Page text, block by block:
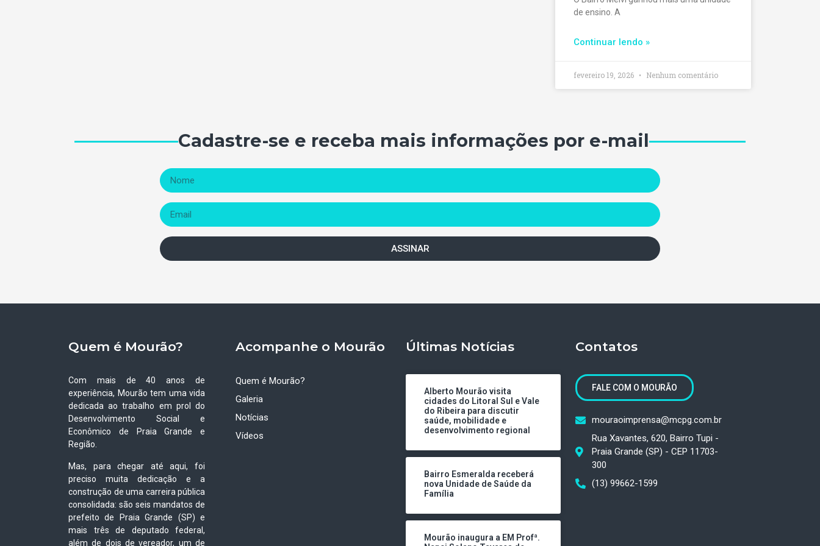
de ensino. A
Continuar lendo »
fevereiro 19, 2026 Nenhum comentário
Cadastre-se e receba mais informações por e-mail
ASSINAR
Quem é Mourão?
Com mais de 40 anos de
experiência, Mourão tem uma vida
dedicada ao trabalho em prol do
Desenvolvimento Social e
Econômico de Praia Grande e
Região.
Mas, para chegar até aqui, foi
preciso muita dedicação e a
construção de uma carreira pública
consolidada: são seis mandatos de
prefeito de Praia Grande (SP) e
mais três de deputado federal,
além de dois de vereador, um de
Acompanhe o Mourão
Quem é Mourão?
Galeria
Notícias
Vídeos
Últimas Notícias
Alberto Mourão visita
cidades do Litoral Sul e Vale
do Ribeira para discutir
saúde, mobilidade e
desenvolvimento regional
Bairro Esmeralda receberá
nova Unidade de Saúde da
Família
Mourão inaugura a EM Profª.
Contatos
FALE COM O MOURÃO
mouraoimprensa@mcpg.com.br
Rua Xavantes, 620, Bairro Tupi -
Praia Grande (SP) - CEP 11703-
300
(13) 99662-1599